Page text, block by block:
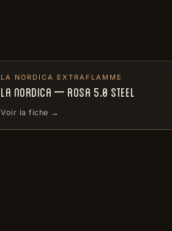
LA NORDICA EXTRAFLAMME
LA NORDICA – ROSA 5.0 STEEL
Voir la fiche →